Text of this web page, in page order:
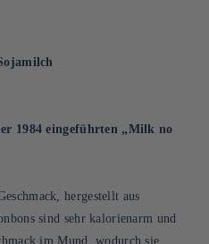
1984 eingeführten „Milk no
hergestellt aus
sind sehr kalorienarm und
im Mund, wodurch sie